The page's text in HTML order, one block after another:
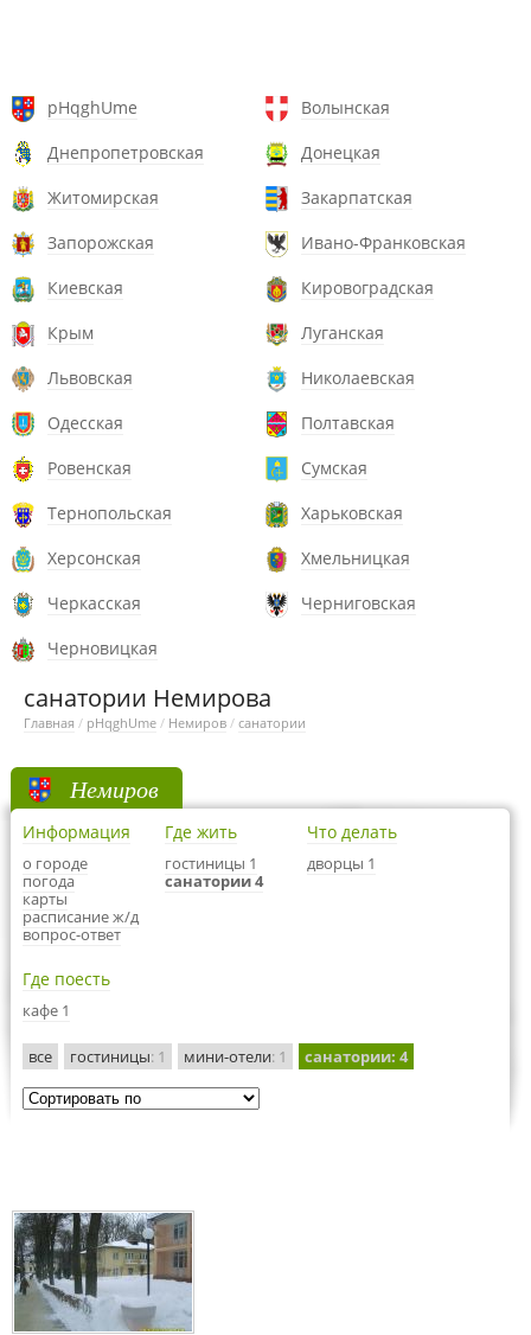
pHqghUme
Волынская
Днепропетровская
Донецкая
Житомирская
Закарпатская
Запорожская
Ивано-Франковская
Киевская
Кировоградская
Крым
Луганская
Львовская
Николаевская
Одесская
Полтавская
Ровенская
Сумская
Тернопольская
Харьковская
Херсонская
Хмельницкая
Черкасская
Черниговская
Черновицкая
санатории Немирова
Главная / pHqghUme / Немиров / санатории
Немиров
Информация
о городе
погода
карты
расписание ж/д
вопрос-ответ
Где жить
гостиницы 1
санатории 4
Что делать
дворцы 1
Где поесть
кафе 1
все гостиницы: 1 мини-отели: 1 санатории: 4